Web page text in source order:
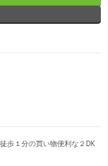
歩１分の買い物便利な２DK